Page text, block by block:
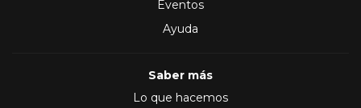
Eventos
Ayuda
Saber más
Lo que hacemos